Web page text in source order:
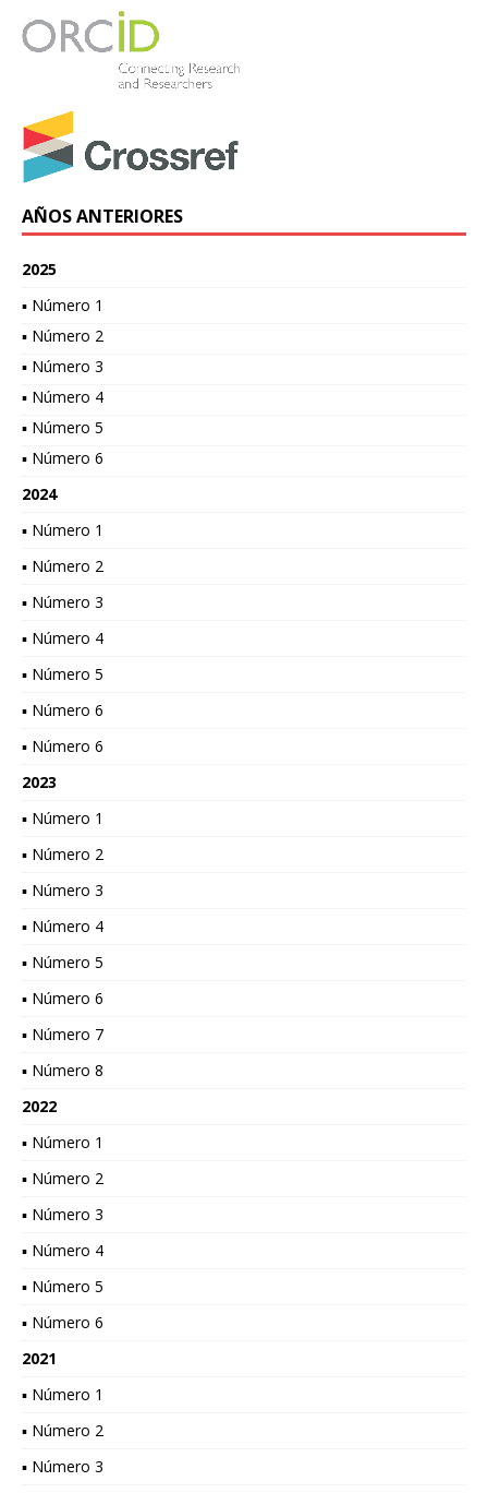
AÑOS ANTERIORES
2025
▪ Número 1
▪ Número 2
▪ Número 3
▪ Número 4
▪ Número 5
▪ Número 6
2024
▪ Número 1
▪ Número 2
▪ Número 3
▪ Número 4
▪ Número 5
▪ Número 6
▪ Número 6
2023
▪ Número 1
▪ Número 2
▪ Número 3
▪ Número 4
▪ Número 5
▪ Número 6
▪ Número 7
▪ Número 8
2022
▪ Número 1
▪ Número 2
▪ Número 3
▪ Número 4
▪ Número 5
▪ Número 6
2021
▪ Número 1
▪ Número 2
▪ Número 3